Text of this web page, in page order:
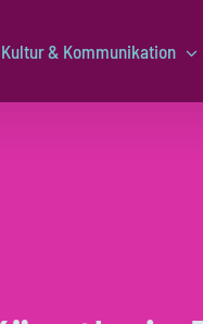
Kultur & Kommunikation